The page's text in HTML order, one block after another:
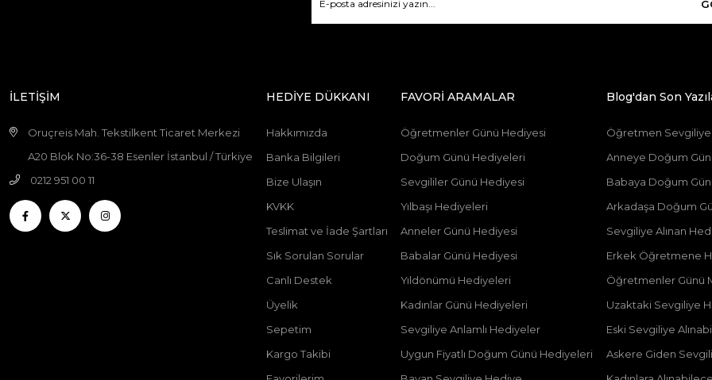
İLETİŞİM
Oruçreis Mah. Tekstilkent Ticaret Merkezi
A20 Blok No:36-38 Esenler İstanbul / Türkiye
0212 951 00 11
HEDİYE DÜKKANI
Hakkımızda
Banka Bilgileri
Bize Ulaşın
KVKK
Teslimat ve İade Şartları
Sık Sorulan Sorular
Canlı Destek
Üyelik
Sepetim
Kargo Takibi
FAVORİ ARAMALAR
Öğretmenler Günü Hediyesi
Doğum Günü Hediyeleri
Sevgililer Günü Hediyesi
Yılbaşı Hediyeleri
Anneler Günü Hediyesi
Babalar Günü Hediyesi
Yıldönümü Hediyeleri
Kadınlar Günü Hediyeleri
Sevgiliye Anlamlı Hediyeler
Uygun Fiyatlı Doğum Günü Hediyeleri
Blog'dan Son
Öğretmen Sevgiliye
Anneye Doğum
Babaya Doğum
Arkadaşa Doğum
Sevgiliye Alınan
Erkek Öğretmene
Öğretmenler Günü
Uzaktaki Sevgiliye
Eski Sevgiliye
Askere Giden